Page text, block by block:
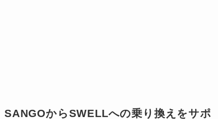
SANGOからSWELLへの乗り換えをサポ